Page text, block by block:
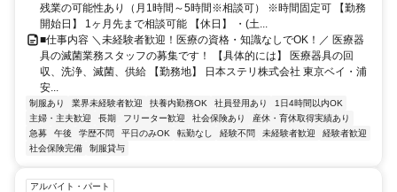
残業の可能性あり（月1時間～5時間※相談可） ※時間固定可 【勤務
開始日】 1ヶ月先まで相談可能 【休日】 ・(土...
■仕事内容 ＼未経験者歓迎！医療の資格・知識なしでOK！／ 医療器
具の滅菌業務スタッフの募集です！ 【具体的には】 医療器具の回
収、洗浄、滅菌、供給 【勤務地】 日本ステリ株式会社 東京ベイ・浦
安...
制服あり 業界未経験者歓迎 扶養内勤務OK 社員登用あり
1日4時間以内OK
主婦・主夫歓迎
長期 フリーター歓迎 社会保険あり
産休・育休取得実績あり
急募
午後 学歴不問 平日のみOK 転勤なし 経験不問 未経験者歓迎
経験者歓迎
社会保険完備
制服貸与
アルバイト・パート